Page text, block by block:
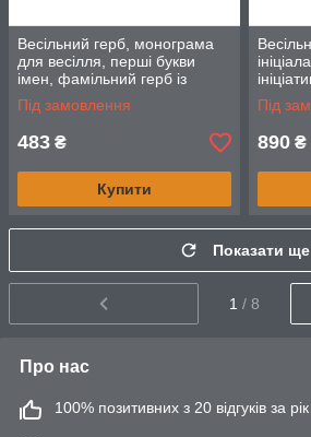
Весільний герб, монограма
для весілля, перші букви
імен, фамільний герб із
дерева, ініціативи у два
кольори.
Під замовлення
483 ₴
Купити
літери
Під
890 ₴
Показати ще
1 / 8
Про нас
100% позитивних з 20 відгуків за рік